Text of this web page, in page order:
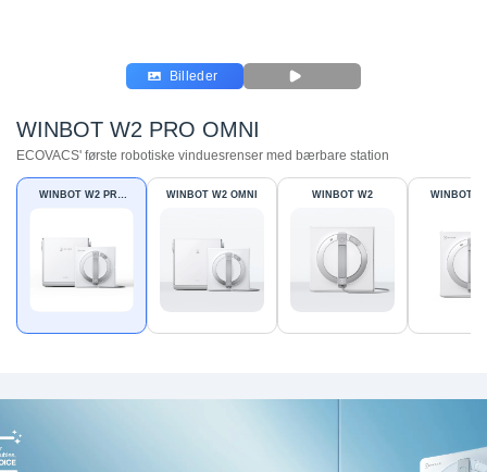
Billeder
WINBOT W2 PRO OMNI
ECOVACS' første robotiske vinduesrenser med bærbare station
WINBOT W2 PRO WINBOT W2 OMNI WINBOT W2 WINBOT